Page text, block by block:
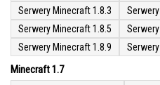
Serwery Minecraft 1.8.3
Serwery Minecraft 1.8.5
Serwery Minecraft 1.8.9
Minecraft 1.7